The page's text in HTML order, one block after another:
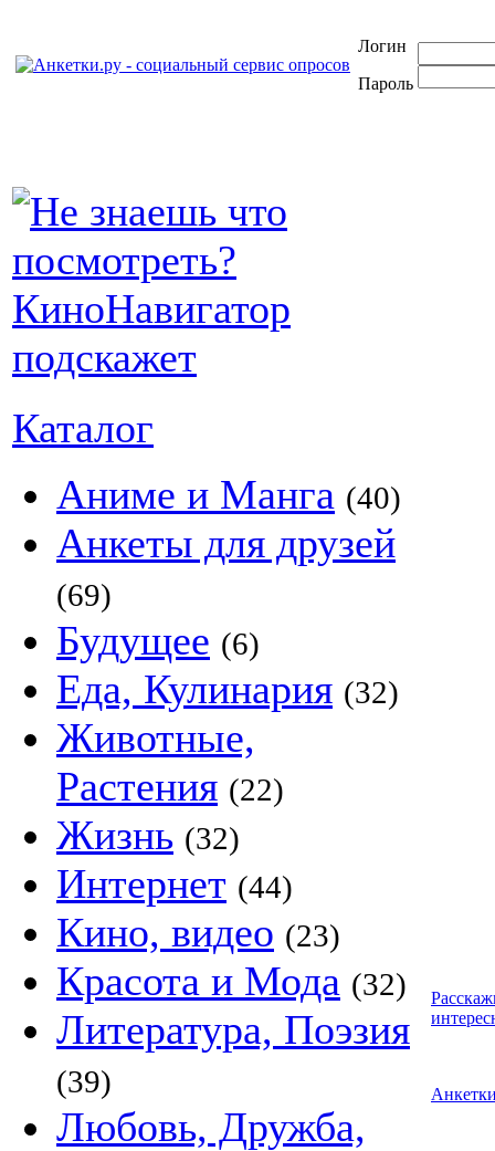
Логин
Пароль
Каталог
Аниме и Манга (40)
Анкеты для друзей
(69)
Будущее (6)
Еда, Кулинария (32)
Животные,
Растения (22)
Жизнь (32)
Интернет (44)
Кино, видео (23)
Красота и Мода (32)
Литература, Поэзия
(39)
Любовь, Дружба,